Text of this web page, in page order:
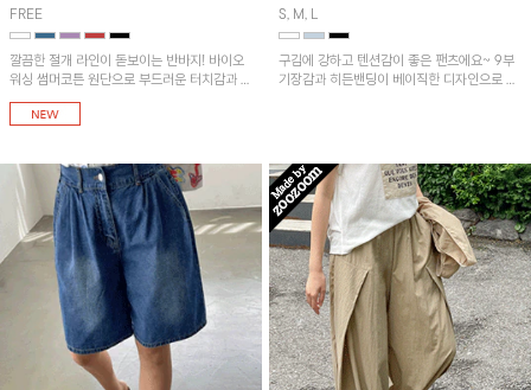
FREE
깔끔한 절개 라인이 돋보이는 반바지! 바이오
워싱 썸머코튼 원단으로 부드러운 터치감과 편
안한 느낌을 더했으며 허리 밴딩 디자인으로
부담 없이 착용하기 좋은 썸머 데일리 아이템
S, M, L
구김에 강하고 텐션감이 좋은 팬츠에요~ 9부
기장감과 히든밴딩이 베이직한 디자인으로 활